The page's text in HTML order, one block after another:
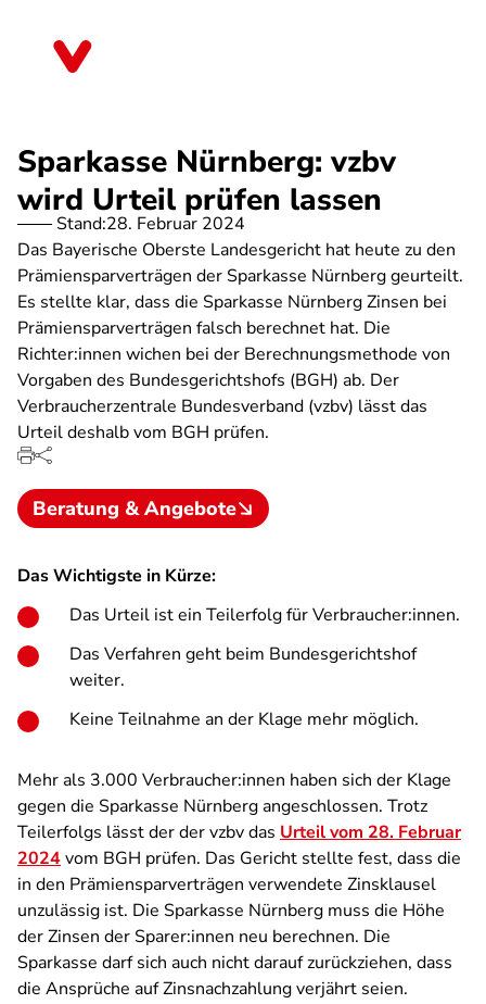
Sparkasse Nürnberg: vzbv
wird Urteil prüfen lassen
Stand:28. Februar 2024
Das Bayerische Oberste Landesgericht hat heute zu den
Prämiensparverträgen der Sparkasse Nürnberg geurteilt.
Es stellte klar, dass die Sparkasse Nürnberg Zinsen bei
Prämiensparverträgen falsch berechnet hat. Die
Richter:innen wichen bei der Berechnungsmethode von
Vorgaben des Bundesgerichtshofs (BGH) ab. Der
Verbraucherzentrale Bundesverband (vzbv) lässt das
Urteil deshalb vom BGH prüfen.
Beratung & Angebote
Das Wichtigste in Kürze:
Das Urteil ist ein Teilerfolg für Verbraucher:innen.
Das Verfahren geht beim Bundesgerichtshof
weiter.
Keine Teilnahme an der Klage mehr möglich.
Mehr als 3.000 Verbraucher:innen haben sich der Klage
gegen die Sparkasse Nürnberg angeschlossen. Trotz
Teilerfolgs lässt der der vzbv das Urteil vom 28. Februar
2024vom BGH prüfen. Das Gericht stellte fest, dass die
in den Prämiensparverträgen verwendete Zinsklausel
unzulässig ist. Die Sparkasse Nürnberg muss die Höhe
der Zinsen der Sparer:innen neu berechnen. Die
Sparkasse darf sich auch nicht darauf zurückziehen, dass
die Ansprüche auf Zinsnachzahlung verjährt seien.